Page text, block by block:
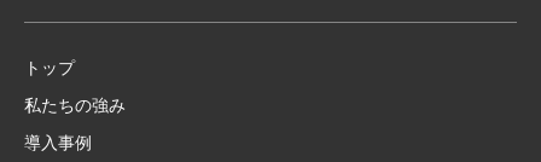
トップ
私たちの強み
導入事例